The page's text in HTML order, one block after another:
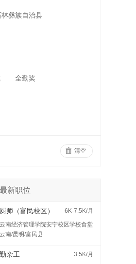
林彝族自治县
全勤奖
清空
最新职位
厨师（富民校区）
6K-7.5K/月
云南经济管理学院安宁校区学校食堂
云南/昆明/富民县
勤杂工
3.5K/月